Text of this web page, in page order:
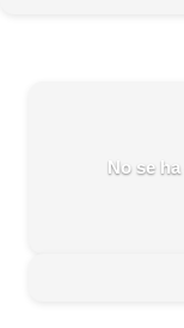
No se